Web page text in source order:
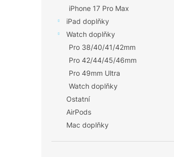
iPhone 17 Pro Max
iPad doplňky
Watch doplňky
Pro 38/40/41/42mm
Pro 42/44/45/46mm
Pro 49mm Ultra
Watch doplňky
Ostatní
AirPods
Mac doplňky